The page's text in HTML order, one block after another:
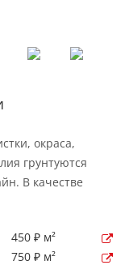
окраса,
грунтуются
В качестве
450 ₽ м²
750 ₽ м²